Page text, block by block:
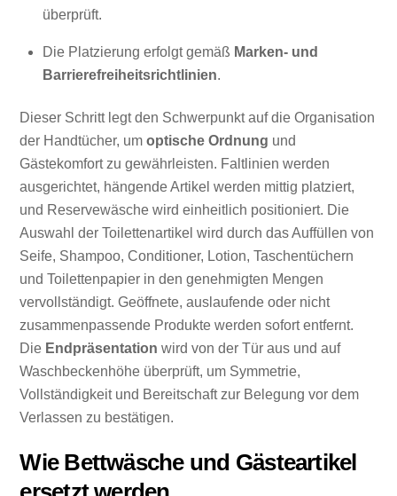
überprüft.
Die Platzierung erfolgt gemäß Marken- und
Barrierefreiheitsrichtlinien.
Dieser Schritt legt den Schwerpunkt auf die Organisation
der Handtücher, umoptische Ordnung und
Gästekomfort zu gewährleisten. Faltlinien werden
ausgerichtet, hängende Artikel werden mittig platziert,
und Reservewäsche wird einheitlich positioniert. Die
Auswahl der Toilettenartikel wird durch das Auffüllen von
Seife, Shampoo, Conditioner, Lotion, Taschentüchern
und Toilettenpapier in den genehmigten Mengen
vervollständigt. Geöffnete, auslaufende oder nicht
zusammenpassende Produkte werden sofort entfernt.
Die Endpräsentation wird von der Tür aus und auf
Waschbeckenhöhe überprüft, um Symmetrie,
Vollständigkeit und Bereitschaft zur Belegung vor dem
Verlassen zu bestätigen.
Wie Bettwäsche und Gästeartikel